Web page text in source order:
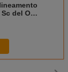
del OD